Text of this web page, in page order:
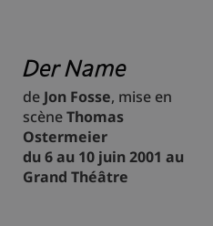
Der Name
de Jon Fosse, mise en
scèneThomas
Ostermeier
du 6 au 10 juin 2001 au
Grand Théâtre